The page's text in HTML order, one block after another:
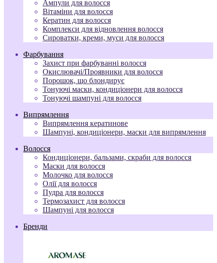
Ампули для волосся
Вітаміни для волосся
Кератин для волосся
Комплекси для відновлення волосся
Сироватки, креми, муси для волосся
Фарбування
Захист при фарбуванні волосся
Окислювачі/Проявники для волосся
Порошок, що блондирує
Тонуючі маски, кондиціонери для волосся
Тонуючі шампуні для волосся
Випрямлення
Випрямлення кератинове
Шампуні, кондиціонери, маски для випрямлення
Волосся
Кондиціонери, бальзами, скраби для волосся
Маски для волосся
Молочко для волосся
Олії для волосся
Пудра для волосся
Термозахист для волосся
Шампуні для волосся
Бренди